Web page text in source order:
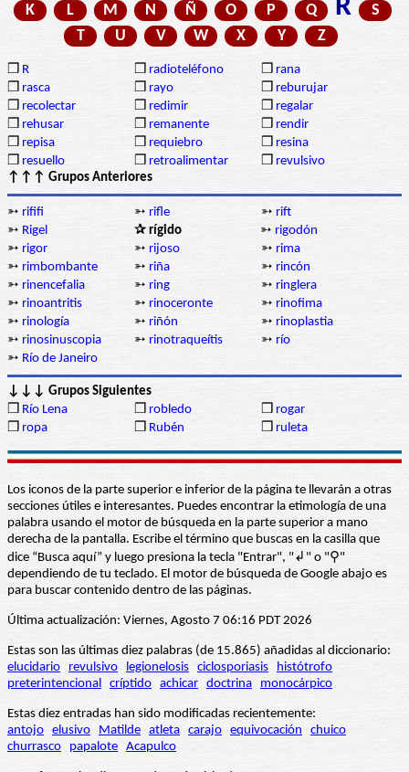
K
L M N Ñ O P Q R
S
T
U V W X Y Z
❒ R ❒ radioteléfono ❒ rana
❒ rasca ❒ rayo ❒ reburujar
❒ recolectar ❒ redimir ❒ regalar
❒ rehusar ❒ remanente ❒ rendir
❒ repisa ❒ requiebro ❒ resina
❒ resuello ❒ retroalimentar ❒ revulsivo
↑↑↑ Grupos Anteriores
➳ rififi ➳ rifle ➳ rift
➳ Rigel ✰ rígido ➳ rigodón
➳ rigor ➳ rijoso ➳ rima
➳ rimbombante ➳ riña ➳ rincón
➳ rinencefalia ➳ ring ➳ ringlera
➳ rinoantritis ➳ rinoceronte ➳ rinofima
➳ rinología ➳ riñón ➳ rinoplastia
➳ rinosinuscopia ➳ rinotraqueítis ➳ río
➳ Río de Janeiro
↓↓↓ Grupos Siguientes
❒ Río Lena ❒ robledo ❒ rogar
❒ ropa ❒ Rubén ❒ ruleta
Los iconos de la parte superior e inferior de la página te llevarán a otras
secciones útiles e interesantes. Puedes encontrar la etimología de una
palabra usando el motor de búsqueda en la parte superior a mano
derecha de la pantalla. Escribe el término que buscas en la casilla que
dice “Busca aquí” y luego presiona la tecla "Entrar", "↲" o "⚲"
dependiendo de tu teclado. El motor de búsqueda de Google abajo es
para buscar contenido dentro de las páginas.
Última actualización: Viernes, Agosto 7 06:16 PDT 2026
Estas son las últimas diez palabras (de 15.865) añadidas al diccionario:
elucidario
revulsivo legionelosis ciclosporiasis
histótrofo
preterintencional críptido achicar doctrina monocárpico
Estas diez entradas han sido modificadas recientemente:
antojo elusivo Matilde atleta carajo equivocación
chuico
churrasco
papalote Acapulco